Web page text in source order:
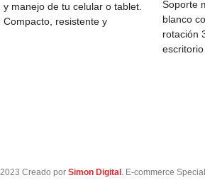
y manejo de tu celular o tablet.
Compacto, resistente y
Soporte
blanco
rotación
2023 Creado por Simon Digital . E-commerce